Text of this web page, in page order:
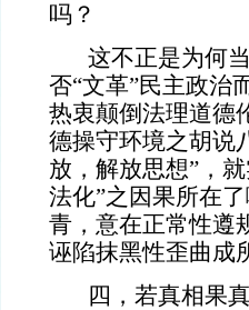
吗？
这不正是为何当
否“文革”民主政治
热衷颠倒法理道德
德操守环境之胡说
放，解放思想”，
法化”之因果所在
青，意在正常性遵
诬陷抹黑性歪曲成
四，若真相果真